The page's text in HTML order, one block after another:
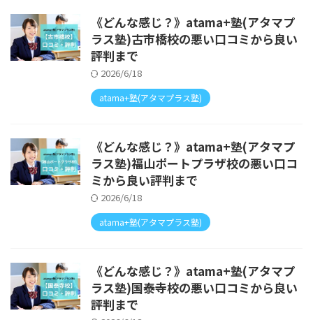
《どんな感じ？》atama+塾(アタマプ
ラス塾)古市橋校の悪い口コミから良い
評判まで
2026/6/18
atama+塾(アタマプラス塾)
《どんな感じ？》atama+塾(アタマプ
ラス塾)福山ポートプラザ校の悪い口コ
ミから良い評判まで
2026/6/18
atama+塾(アタマプラス塾)
《どんな感じ？》atama+塾(アタマプ
ラス塾)国泰寺校の悪い口コミから良い
評判まで